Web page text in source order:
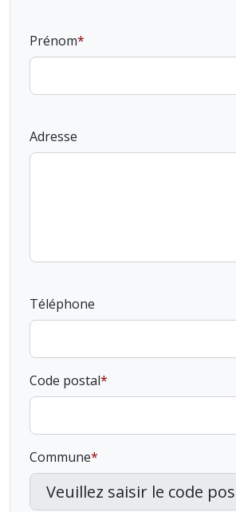
Prénom
Adresse
Téléphone
Code postal
Commune